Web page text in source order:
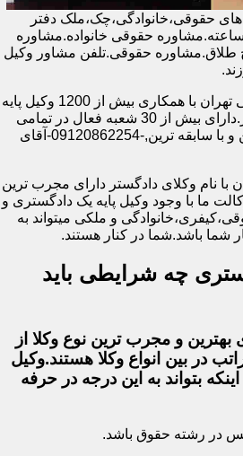
های حقوقی،خانوادگی،چک،ملک دفتر
وکالت.مشاوره حقوقی 24 ساعته.مشاوره حقوقی خانواده.مشاوره
طلاق.مشاوره حقوقی.تلفن مشاور وکیل
بزرگترین گروه وکلا تخصصی تهران با همکاری بیش از 1200 وکیل پایه
یک با تجربه در سراسرکشور.دارای بیش از 30 شعبه فعال در تمامی
استان ها و با همکاری بهترین و با سابقه ترین,-09120862254-آقای
نام وکلای دادگستر دارای مجرب ترین
ما با وجود وکیل پایه یک دادگستری و
و ملکی میتواند به
شما باشد.شما در کنار هستند.
چه شرایطی باید
بهترین و مجرب ترین نوع وکلا از
در بین انواع وکلا هستند.وکیل
بتواند به این درجه در حرفه